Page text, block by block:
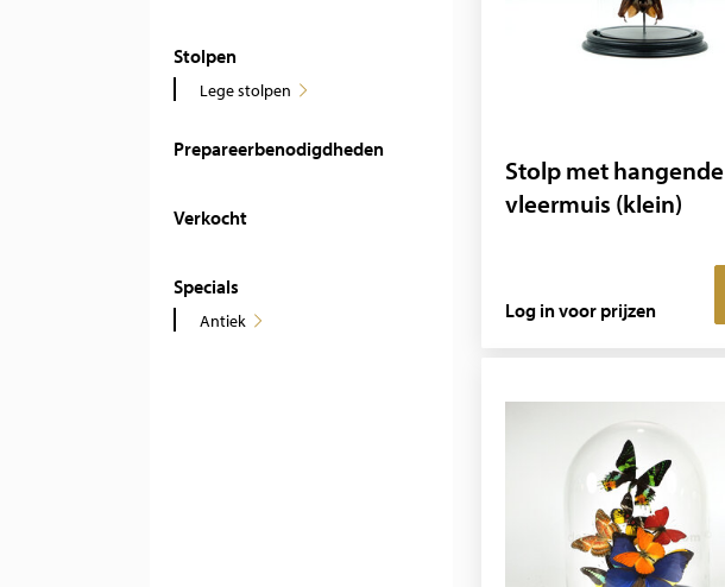
Stolpen
Lege stolpen
Prepareerbenodigdheden
Verkocht
Specials
Antiek
Stolp met hangende
vleermuis (klein)
Log in voor prijzen